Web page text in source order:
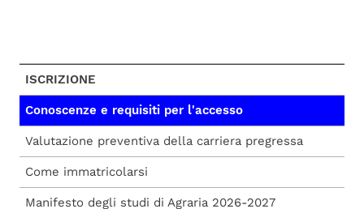
ISCRIZIONE
Conoscenze e requisiti per l'accesso
Valutazione preventiva della carriera pregressa
Come immatricolarsi
Manifesto degli studi di Agraria 2026-2027